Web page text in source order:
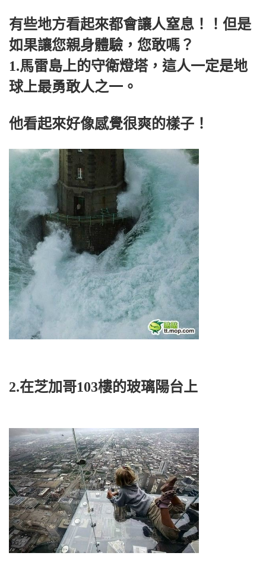
有些地方看起來都會讓人窒息！！但是
如果讓您親身體驗，您敢嗎？
1.馬雷島上的守衛燈塔，這人一定是地
球上最勇敢人之一。
他看起來好像感覺很爽的樣子！
2.在芝加哥103樓的玻璃陽台上